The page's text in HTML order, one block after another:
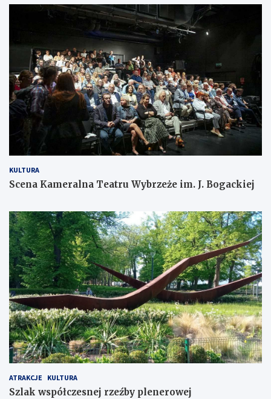
KULTURA
Scena Kameralna Teatru Wybrzeże im. J. Bogackiej
ATRAKCJE KULTURA
Szlak współczesnej rzeźby plenerowej